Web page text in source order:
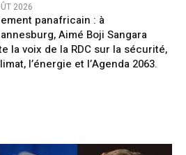
2026
panafricain : à
Aimé Boji Sangara
la voix de la RDC sur la sécurité,
l’énergie et l’Agenda 2063.